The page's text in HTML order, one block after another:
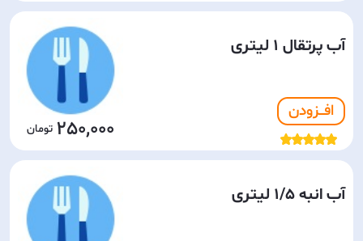
آب پرتقال 1 لیتری
افـــزودن
250,000
آب انبه 1/5 لیتری